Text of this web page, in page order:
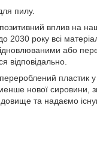
пилу.
вплив на
2030 року всі
або
відповідально.
пластик
нової сировини,
та надаємо